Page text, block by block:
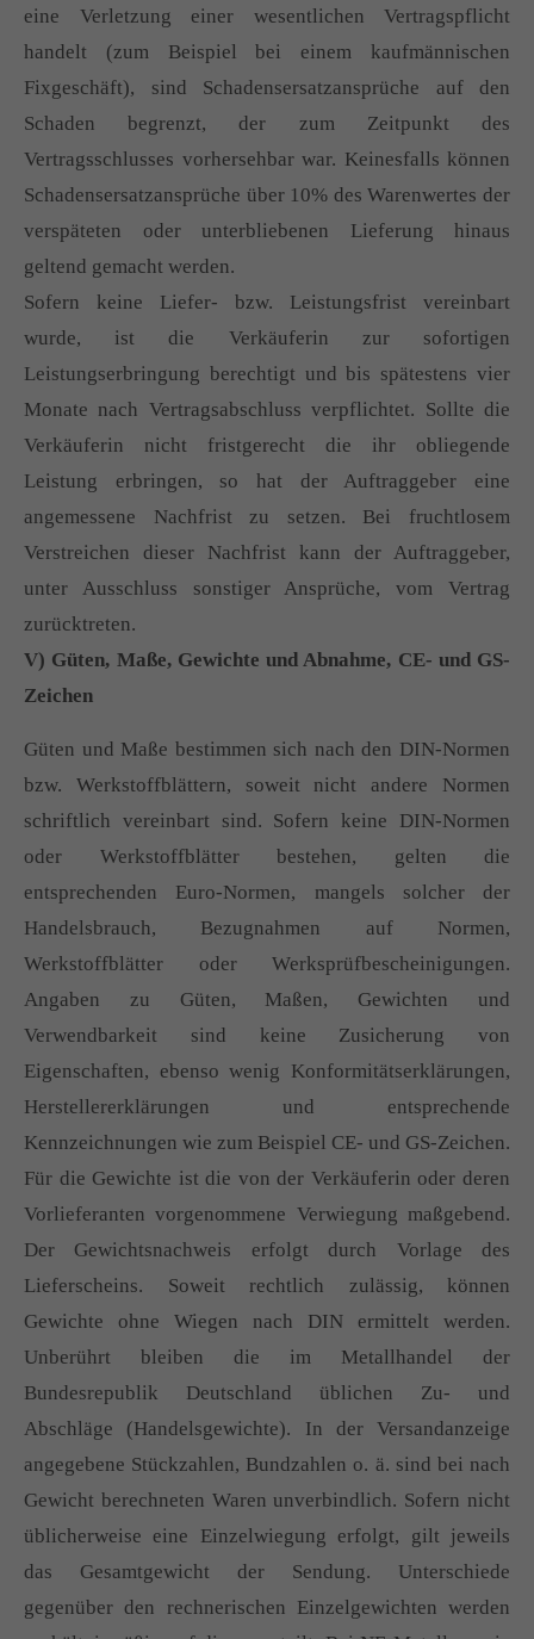
eine Verletzung einer wesentlichen Vertragspflicht
handelt (zum Beispiel bei einem kaufmännischen
Fixgeschäft), sind Schadensersatzansprüche auf den
Schaden begrenzt, der zum Zeitpunkt des
Vertragsschlusses vorhersehbar war. Keinesfalls können
Schadensersatzansprüche über 10% des Warenwertes der
verspäteten oder unterbliebenen Lieferung hinaus
geltend gemacht werden.
Sofern keine Liefer- bzw. Leistungsfrist vereinbart
wurde, ist die Verkäuferin zur sofortigen
Leistungserbringung berechtigt und bis spätestens vier
Monate nach Vertragsabschluss verpflichtet. Sollte die
Verkäuferin nicht fristgerecht die ihr obliegende
Leistung erbringen, so hat der Auftraggeber eine
angemessene Nachfrist zu setzen. Bei fruchtlosem
Verstreichen dieser Nachfrist kann der Auftraggeber,
unter Ausschluss sonstiger Ansprüche, vom Vertrag
zurücktreten.
V) Güten, Maße, Gewichte und Abnahme, CE- und GS-
Zeichen
Güten und Maße bestimmen sich nach den DIN-Normen
bzw. Werkstoffblättern, soweit nicht andere Normen
schriftlich vereinbart sind. Sofern keine DIN-Normen
oder Werkstoffblätter bestehen, gelten die
entsprechenden Euro-Normen, mangels solcher der
Handelsbrauch, Bezugnahmen auf Normen,
Werkstoffblätter oder Werksprüfbescheinigungen.
Angaben zu Güten, Maßen, Gewichten und
Verwendbarkeit sind keine Zusicherung von
Eigenschaften, ebenso wenig Konformitätserklärungen,
Herstellererklärungen und entsprechende
Kennzeichnungen wie zum Beispiel CE- und GS-Zeichen.
Für die Gewichte ist die von der Verkäuferin oder deren
Vorlieferanten vorgenommene Verwiegung maßgebend.
Der Gewichtsnachweis erfolgt durch Vorlage des
Lieferscheins. Soweit rechtlich zulässig, können
Gewichte ohne Wiegen nach DIN ermittelt werden.
Unberührt bleiben die im Metallhandel der
Bundesrepublik Deutschland üblichen Zu- und
Abschläge (Handelsgewichte). In der Versandanzeige
angegebene Stückzahlen, Bundzahlen o. ä. sind bei nach
Gewicht berechneten Waren unverbindlich. Sofern nicht
üblicherweise eine Einzelwiegung erfolgt, gilt jeweils
das Gesamtgewicht der Sendung. Unterschiede
gegenüber den rechnerischen Einzelgewichten werden